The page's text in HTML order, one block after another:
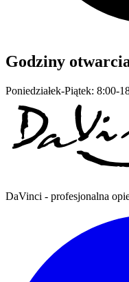
Godziny
Poniedziałek-Piątek: 8:00-
DaVinci - profesjonalna